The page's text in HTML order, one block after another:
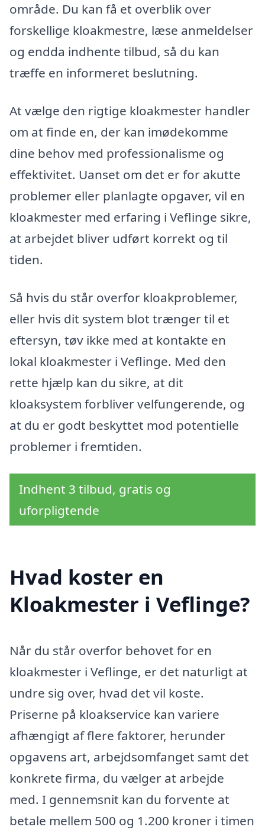
område. Du kan få et overblik over
forskellige kloakmestre, læse anmeldelser
og endda indhente tilbud, så du kan
træffe en informeret beslutning.
At vælge den rigtige kloakmester handler
om at finde en, der kan imødekomme
dine behov med professionalisme og
effektivitet. Uanset om det er for akutte
problemer eller planlagte opgaver, vil en
kloakmester med erfaring i Veflinge sikre,
at arbejdet bliver udført korrekt og til
tiden.
Så hvis du står overfor kloakproblemer,
eller hvis dit system blot trænger til et
eftersyn, tøv ikke med at kontakte en
lokal kloakmester i Veflinge. Med den
rette hjælp kan du sikre, at dit
kloaksystem forbliver velfungerende, og
at du er godt beskyttet mod potentielle
problemer i fremtiden.
Indhent 3 tilbud, gratis og
uforpligtende
Hvad koster en
Kloakmester i Veflinge?
Når du står overfor behovet for en
kloakmester i Veflinge, er det naturligt at
undre sig over, hvad det vil koste.
Priserne på kloakservice kan variere
afhængigt af flere faktorer, herunder
opgavens art, arbejdsomfanget samt det
konkrete firma, du vælger at arbejde
med. I gennemsnit kan du forvente at
betale mellem 500 og 1.200 kroner i timen